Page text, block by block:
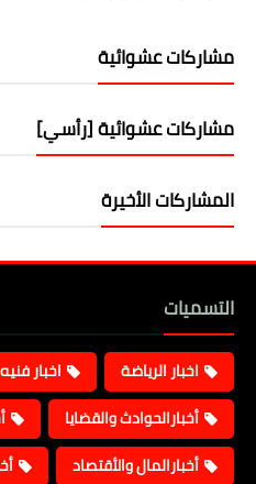
مشاركات عشوائية
مشاركات عشوائية [رأسي]
المشاركات الأخيرة
التسميات
اخبار الرياضة اخبار فنيه
أخبارالحوادث والقضايا
أخبارالمال والأقتصاد